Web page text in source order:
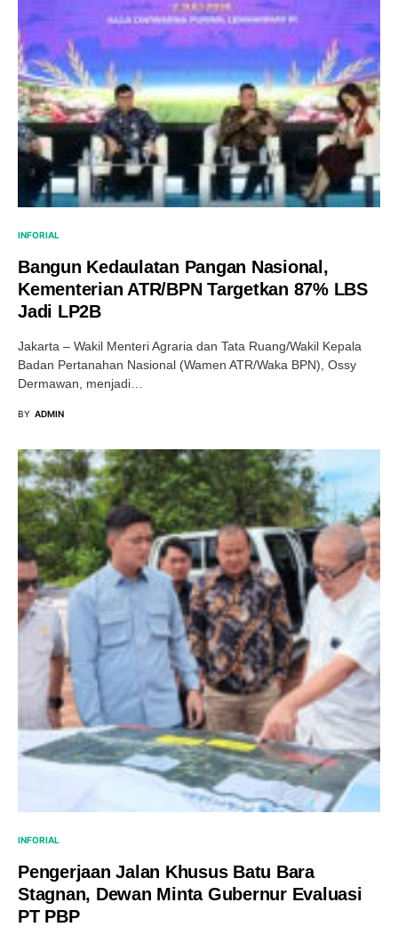
INFORIAL
Bangun Kedaulatan Pangan Nasional,
Kementerian ATR/BPN Targetkan 87% LBS
Jadi LP2B
Jakarta – Wakil Menteri Agraria dan Tata Ruang/Wakil Kepala
Badan Pertanahan Nasional (Wamen ATR/Waka BPN), Ossy
Dermawan, menjadi…
BY ADMIN
INFORIAL
Pengerjaan Jalan Khusus Batu Bara
Stagnan, Dewan Minta Gubernur Evaluasi
PT PBP